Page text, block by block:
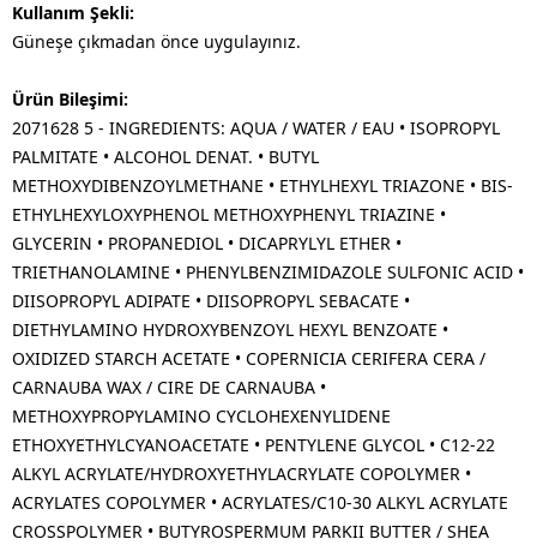
Kullanım Şekli:
Güneşe çıkmadan önce uygulayınız.
Ürün Bileşimi:
2071628 5 - INGREDIENTS: AQUA / WATER / EAU • ISOPROPYL
PALMITATE • ALCOHOL DENAT. • BUTYL
METHOXYDIBENZOYLMETHANE • ETHYLHEXYL TRIAZONE • BIS-
ETHYLHEXYLOXYPHENOL METHOXYPHENYL TRIAZINE •
GLYCERIN • PROPANEDIOL • DICAPRYLYL ETHER •
TRIETHANOLAMINE • PHENYLBENZIMIDAZOLE SULFONIC ACID •
DIISOPROPYL ADIPATE • DIISOPROPYL SEBACATE •
DIETHYLAMINO HYDROXYBENZOYL HEXYL BENZOATE •
OXIDIZED STARCH ACETATE • COPERNICIA CERIFERA CERA /
CARNAUBA WAX / CIRE DE CARNAUBA •
METHOXYPROPYLAMINO CYCLOHEXENYLIDENE
ETHOXYETHYLCYANOACETATE • PENTYLENE GLYCOL • C12-22
ALKYL ACRYLATE/HYDROXYETHYLACRYLATE COPOLYMER •
ACRYLATES COPOLYMER • ACRYLATES/C10-30 ALKYL ACRYLATE
CROSSPOLYMER • BUTYROSPERMUM PARKII BUTTER / SHEA